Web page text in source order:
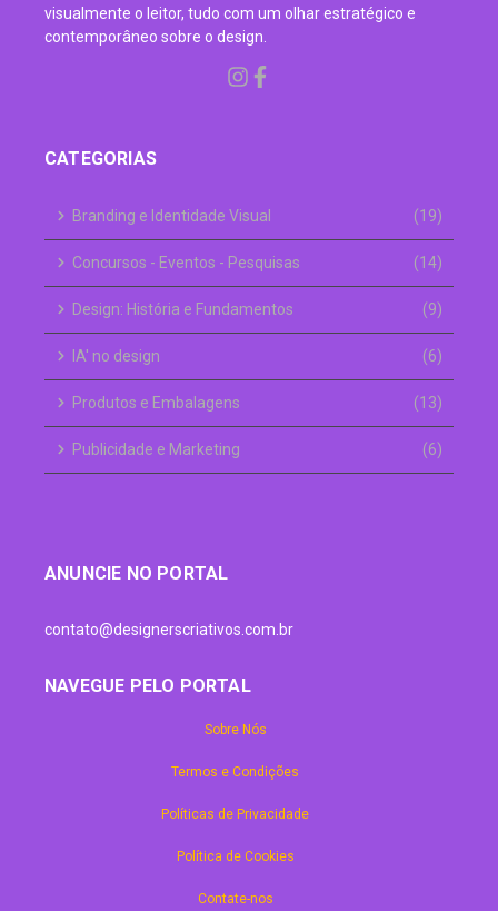
visualmente o leitor, tudo com um olhar estratégico e
contemporâneo sobre o design.
CATEGORIAS
Branding e Identidade Visual (19)
Concursos - Eventos - Pesquisas (14)
Design: História e Fundamentos (9)
IA' no design (6)
Produtos e Embalagens (13)
Publicidade e Marketing (6)
ANUNCIE NO PORTAL
contato@designerscriativos.com.br
NAVEGUE PELO PORTAL
Sobre Nós
Termos e Condições
Políticas de Privacidade
Política de Cookies
Contate-nos